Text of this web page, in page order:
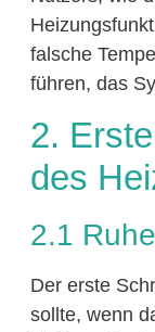
falsche
führen, das
2.
des
2.1
Der erste
sollte, wenn